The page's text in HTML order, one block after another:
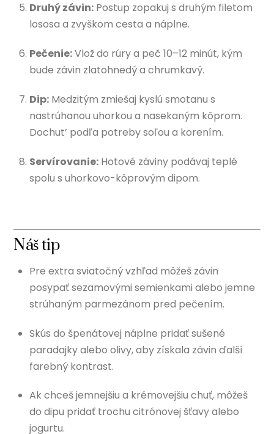
Druhý závin: Postup zopakuj s druhým filetom
lososa a zvyškom cesta a náplne.
Pečenie:Vlož do rúry a peč 10–12 minút, kým
bude závin zlatohnedý a chrumkavý.
Dip: Medzitým zmiešaj kyslú smotanu s
nastrúhanou uhorkou a nasekaným kôprom.
Dochut’ podľa potreby soľou a korením.
Servírovanie: Hotové záviny podávaj teplé
spolu s uhorkovo-kôprovým dipom.
Náš tip
Pre extra sviatočný vzhľad môžeš závin
posypať sezamovými semienkami alebo jemne
strúhaným parmezánom pred pečením.
Skús do špenátovej náplne pridať sušené
paradajky alebo olivy, aby získala závin ďalší
farebný kontrast.
Ak chceš jemnejšiu a krémovejšiu chuť, môžeš
do dipu pridať trochu citrónovej šťavy alebo
jogurtu.